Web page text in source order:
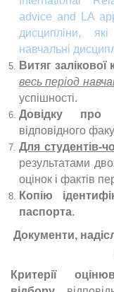
advice and LA
дисципліни,
навчальні
Витяг
весь період
успішності.
Довідку про
відповідного
Для студентів-
результатами
оцінок і фактів
Копію
паспорта.
Документи,
Критерії